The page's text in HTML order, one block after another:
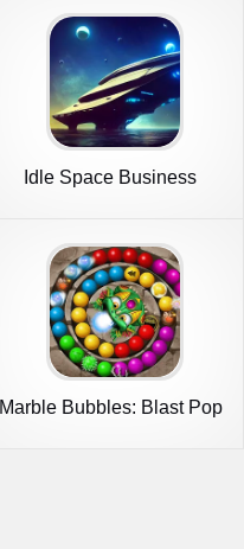
Idle Space Business
Marble Bubbles: Blast Pop